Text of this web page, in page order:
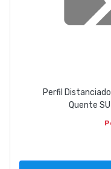
Perfil
Quente